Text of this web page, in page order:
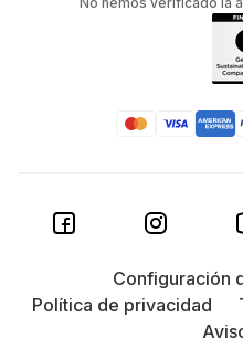
Configuración
Política de privacidad